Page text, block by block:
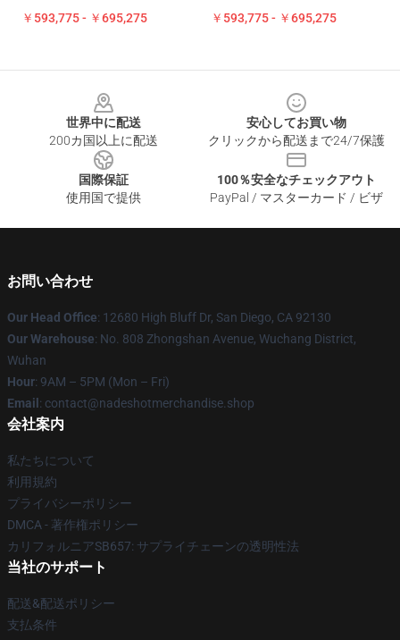
￥593,775 - ￥695,275 ￥593,775 - ￥695,275
世界中に配送
200カ国以上に配送
安心してお買い物
クリックから配送まで24/7保護
国際保証
使用国で提供
100％安全なチェックアウト
PayPal / マスターカード / ビザ
お問い合わせ
Our Head Office: 12680 High Bluff Dr, San Diego, CA 92130
Our Warehouse: No. 808 Zhongshan Avenue, Wuchang District,
Wuhan
Hour: 9AM – 5PM (Mon – Fri)
Email : contact@nadeshotmerchandise.shop
会社案内
私たちについて
利用規約
プライバシーポリシー
DMCA - 著作権ポリシー
カリフォルニアSB657: サプライチェーンの透明性法
当社のサポート
配送&配送ポリシー
支払条件